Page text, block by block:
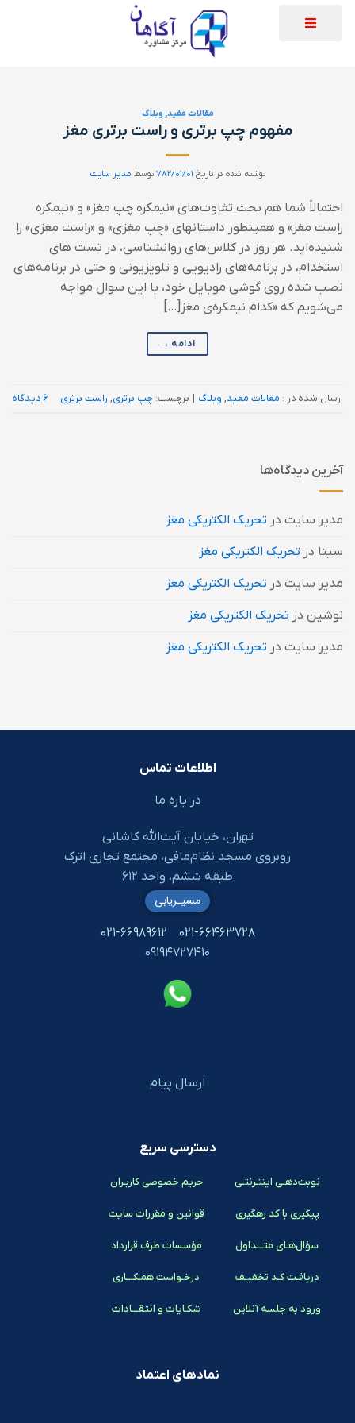
مقالات مفید, وبلاگ
مفهوم چپ برتری و راست برتری مغز
نوشته شده در تاریخ ۷۸۲/۰۱/۰۱ توسط مدیر سایت
احتمالاً شما هم بحث تفاوت‌های «نیمکره چپ مغز» و «نیمکره
راست مغز» و همینطور داستانهای «چپ‌ مغزی» و «راست مغزی» را
شنیده‌اید. هر روز در کلاس‌های روانشناسی، در تست های
استخدام، در برنامه‌های رادیویی و تلویزیونی و حتی در برنامه‌های
نصب شده روی گوشی موبایل خود، با این سوال مواجه
می‌شویم که «کدام نیمکره‌ی مغز[…]
ادامه →
ارسال شده در : مقالات مفید, وبلاگ | برچسب: چپ برتری, راست برتری 6 دیدگاه
آخرین دیدگاه‌ها
مدیر سایت در تحریک الکتریکی مغز
سینا در تحریک الکتریکی مغز
مدیر سایت در تحریک الکتریکی مغز
نوشین در تحریک الکتریکی مغز
مدیر سایت در تحریک الکتریکی مغز
اطلاعات تماس
در باره ما
تهران، خیابان آیت‌الله کاشانی
روبروی مسجد نظام‌مافی، مجتمع تجاری اترک
طبقه ششم، واحد ۶۱۲
۰۲۱-۶۶۴۶۳۷۲۸
۰۲۱-۶۶۹۸۹۶۱۲
۰۹۱۹۴۷۲۷۴۱۰
ارسال پیام
مسیـریابی
دسترسی سریع
نوبت‌دهـی اینتـرنتـی
پیگیری با کد رهگیری
سؤال‌هـای متـــداول
دریافـت کـد تخفیـف
ورود به جلسه آنلاین
حریم خصوصی کاربـران
قوانین و مقررات سایت
مؤسسات طرف قرارداد
درخـواست همـکـــاری
شکـایات و انتقـــادات
نمادهای اعتماد